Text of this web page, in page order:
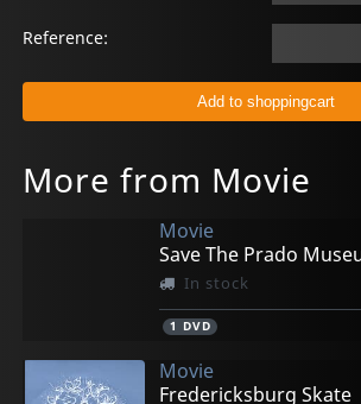
Reference:
More from Movie
Movie
Save The Prado
In stock
1 DVD
Movie
Fredericksburg Skate